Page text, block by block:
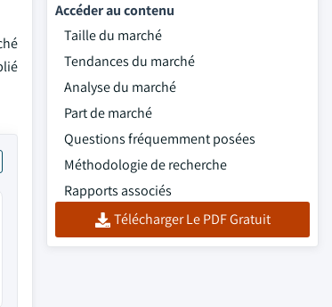
Accéder au contenu
Taille du marché
Tendances du marché
Analyse du marché
Part de marché
Questions fréquemment posées
Méthodologie de recherche
Rapports associés
Télécharger Le PDF Gratuit